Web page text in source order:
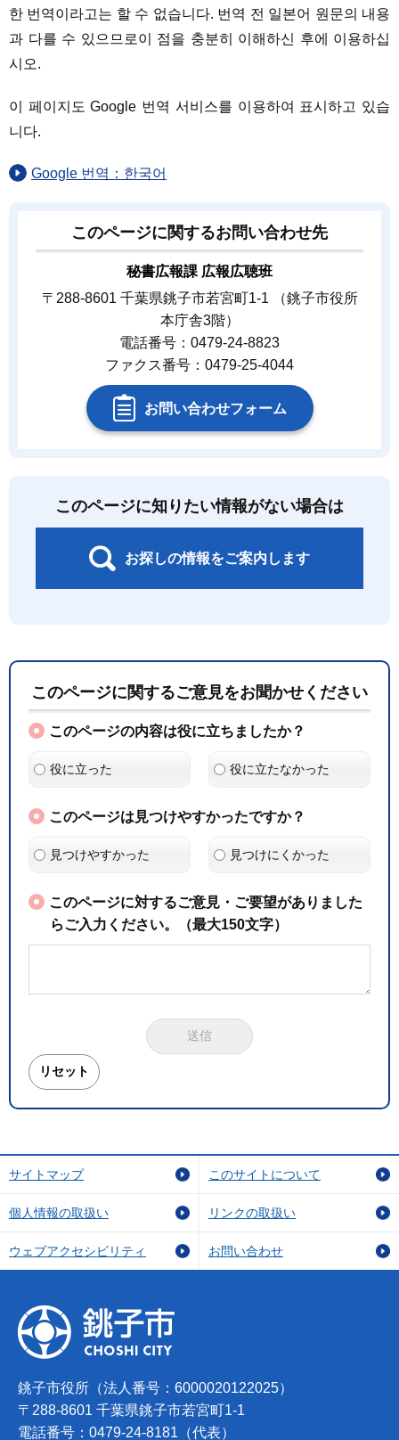
한 번역이라고는 할 수 없습니다. 번역 전 일본어 원문의 내용
과 다를 수 있으므로이 점을 충분히 이해하신 후에 이용하십
시오.
이 페이지도 Google 번역 서비스를 이용하여 표시하고 있습
니다.
Google 번역：한국어
このページに関するお問い合わせ先
秘書広報課 広報広聴班
〒288-8601 千葉県銚子市若宮町1-1 （銚子市役所
本庁舎3階）
電話番号：0479-24-8823
ファクス番号：0479-25-4044
お問い合わせフォーム
このページに知りたい情報がない場合は
お探しの情報をご案内します
このページに関するご意見をお聞かせください
このページの内容は役に立ちましたか？
役に立った 役に立たなかった
このページは見つけやすかったですか？
見つけやすかった 見つけにくかった
このページに対するご意見・ご要望がありました
らご入力ください。（最大150文字）
サイトマップ このサイトについて
個人情報の取扱い リンクの取扱い
ウェブアクセシビリティ お問い合わせ
銚子市役所（法人番号：6000020122025）
〒288-8601 千葉県銚子市若宮町1-1
電話番号：0479-24-8181（代表）